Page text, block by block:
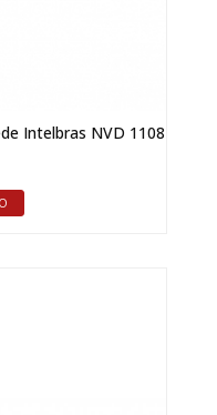
Intelbras NVD 1108